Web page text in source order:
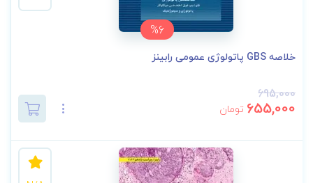
%6
خلاصه GBS پاتولوژی عمومی رابینز
695,000
655,000 تومان